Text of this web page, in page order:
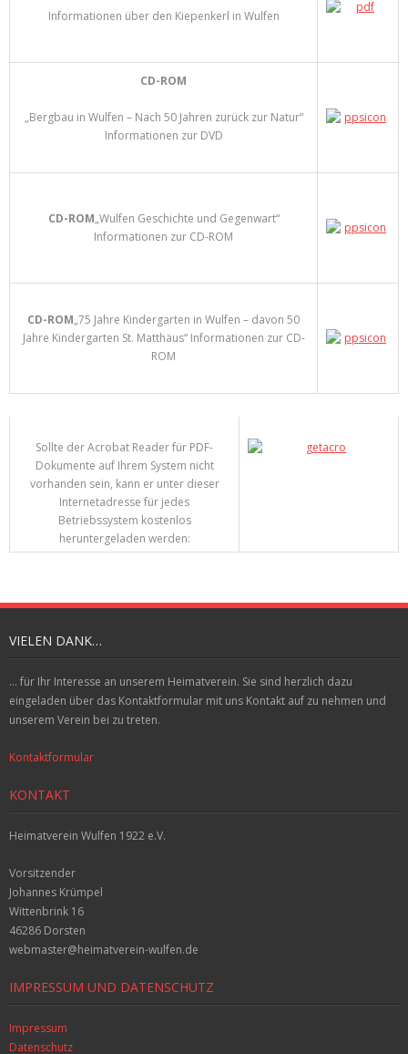
Informationen über den Kiepenkerl in Wulfen
CD-ROM
„Bergbau in Wulfen – Nach 50 Jahren zurück zur Natur“
Informationen zur DVD
CD-ROM„Wulfen Geschichte und Gegenwart“
Informationen zur CD-ROM
CD-ROM„75 Jahre Kindergarten in Wulfen – davon 50
Jahre Kindergarten St. Matthäus“ Informationen zur CD-
ROM
Sollte der Acrobat Reader für PDF-
Dokumente auf Ihrem System nicht
vorhanden sein, kann er unter dieser
Internetadresse für jedes
Betriebssystem kostenlos
heruntergeladen werden:
VIELEN DANK…
... für Ihr Interesse an unserem Heimatverein. Sie sind herzlich dazu
eingeladen über das Kontaktformular mit uns Kontakt auf zu nehmen und
unserem Verein bei zu treten.
Kontaktformular
KONTAKT
Heimatverein Wulfen 1922 e.V.
Vorsitzender
Johannes Krümpel
Wittenbrink 16
46286 Dorsten
webmaster@heimatverein-wulfen.de
IMPRESSUM UND DATENSCHUTZ
Impressum
Datenschutz